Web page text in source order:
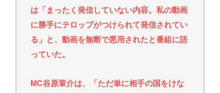
は「まったく発信していない内容。私の動画
に勝手にテロップがつけられて発信されてい
る」と、動画を無断で悪用されたと番組に語
っていた。
MC谷原章介は、「ただ単に相手の国をけな